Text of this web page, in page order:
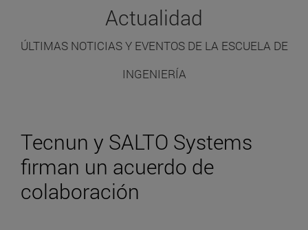
Actualidad
ÚLTIMAS NOTICIAS Y EVENTOS DE LA ESCUELA DE
INGENIERÍA
Tecnun y SALTO Systems
firman un acuerdo de
colaboración